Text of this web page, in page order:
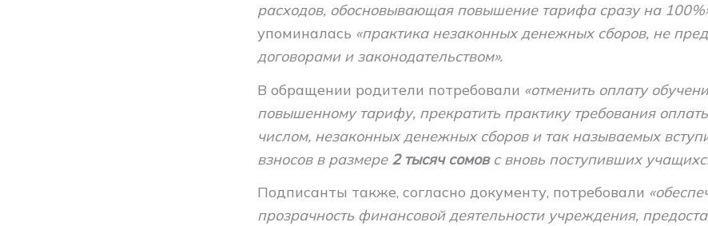
расходов, обосновывающая повышение тарифа сразу на
упоминалась «практика незаконных денежных сборов, не
договорами и законодательством».
В обращении родители потребовали «отменить оплату
повышенному тарифу, прекратить практику требования
числом, незаконных денежных сборов и так называемых
взносов в размере 2 тысяч сомов с вновь поступивших
Подписанты также, согласно документу, потребовали
прозрачность финансовой деятельности учреждения,